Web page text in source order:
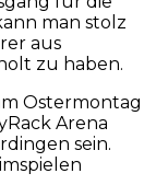
man stolz
aus
zu haben.
Ostermontag
Arena
sein.